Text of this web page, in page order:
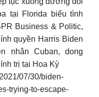
tại Florida biểu tình
Business & Politic,
quyền Harris Biden
nhân Cuban, dong
trị tại Hoa Kỳ
07/30/biden-
trying-to-escape-